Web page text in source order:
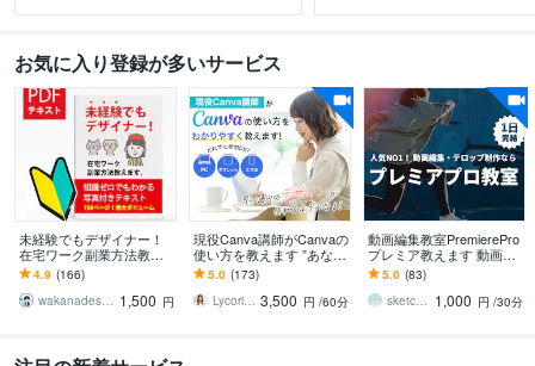
お気に入り登録が多いサービス
未経験でもデザイナー！
在宅ワーク副業方法教え
ます 知識ゼロでもわかる
写真付きテキスト150ペー
ジ特大ボリューム
4.9 (166)
wakanadesign2026 1,500 円
現役Canva講師がCanvaの
使い方を教えます ”あなた
の作りたい”をカタチにす
るお手伝いをします
5.0 (173)
Lycoris Design 3,500 円 /60分
動画編集教室PremierePro
プレミア教えます 動画編
集を仕事・副業！今から
の人へ最短でスキルＵＰ
ご相談可
5.0 (83)
sketchnews 1,000 円 /30分